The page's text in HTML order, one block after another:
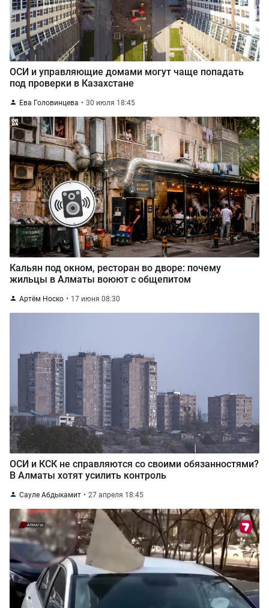
ОСИ и управляющие домами могут чаще попадать
под проверки в Казахстане
Ева Головинцева 30 июля 18:45
Кальян под окном, ресторан во дворе: почему
жильцы в Алматы воюют с общепитом
Артём Носко 17 июня 08:30
ОСИ и КСК не справляются со своими обязанностями?
В Алматы хотят усилить контроль
Сауле Абдыкамит 27 апреля 18:45